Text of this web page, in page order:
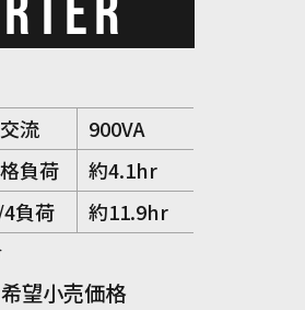
交流 900VA
負荷
約4.1hr
負荷
約11.9hr
望小売価格